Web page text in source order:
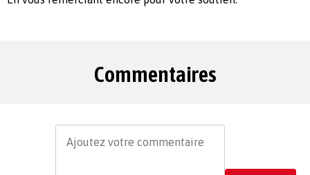
Commentaires